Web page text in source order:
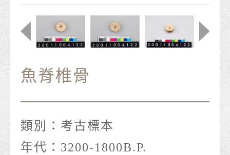
魚脊椎骨
類別： 考古標本
年代： 3200-1800B.P.